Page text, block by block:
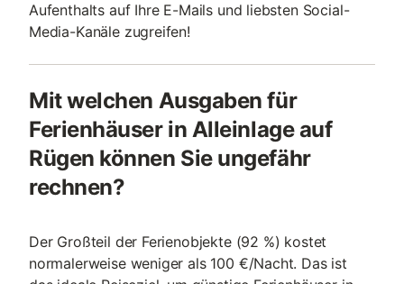
Aufenthalts auf Ihre E-Mails und liebsten Social-
Media-Kanäle zugreifen!
Mit welchen Ausgaben für
Ferienhäuser in Alleinlage auf
Rügen können Sie ungefähr
rechnen?
Der Großteil der Ferienobjekte (92 %) kostet
normalerweise weniger als 100 €/Nacht. Das ist